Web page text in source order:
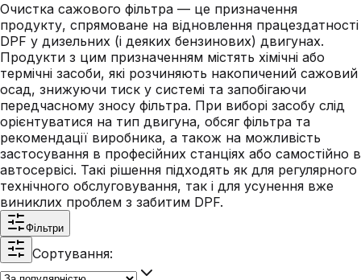
Очистка сажового фільтра — це призначення
продукту, спрямоване на відновлення працездатності
DPF у дизельних (і деяких бензинових) двигунах.
Продукти з цим призначенням містять хімічні або
термічні засоби, які розчиняють накопичений сажовий
осад, знижуючи тиск у системі та запобігаючи
передчасному зносу фільтра. При виборі засобу слід
орієнтуватися на тип двигуна, обсяг фільтра та
рекомендації виробника, а також на можливість
застосування в професійних станціях або самостійно в
автосервісі. Такі рішення підходять як для регулярного
технічного обслуговування, так і для усунення вже
виниклих проблем з забитим DPF.
Фільтри
Сортування: